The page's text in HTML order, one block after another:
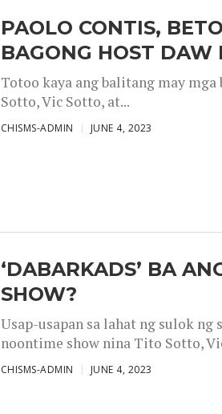
PAOLO CONTIS,
BAGONG HOST DAW
Totoo kaya ang balitang may
Sotto, Vic Sotto, at...
CHISMS-ADMIN JUNE 4, 2023
‘DABARKADS’ BA
SHOW?
Usap-usapan sa lahat ng sulok
noontime show nina Tito Sotto,
CHISMS-ADMIN JUNE 4, 2023